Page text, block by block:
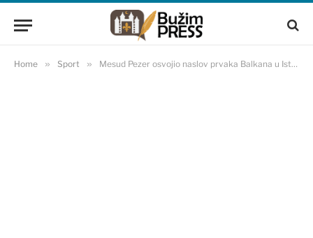
Home » Sport » Mesud Pezer osvojio naslov prvaka Balkana u Istanbulu